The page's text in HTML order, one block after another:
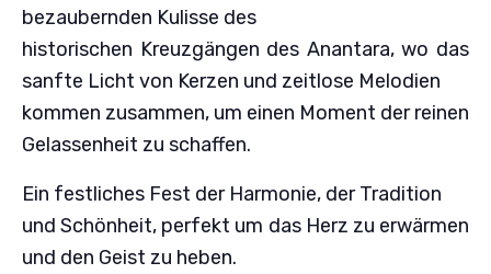
bezaubernden Kulisse des
historischen Kreuzgängen des Anantara, wo das
sanfte Licht von Kerzen und zeitlose Melodien
kommen zusammen, um einen Moment der reinen
Gelassenheit zu schaffen.
Ein festliches Fest der Harmonie, der Tradition
und Schönheit, perfekt um das Herz zu erwärmen
und den Geist zu heben.